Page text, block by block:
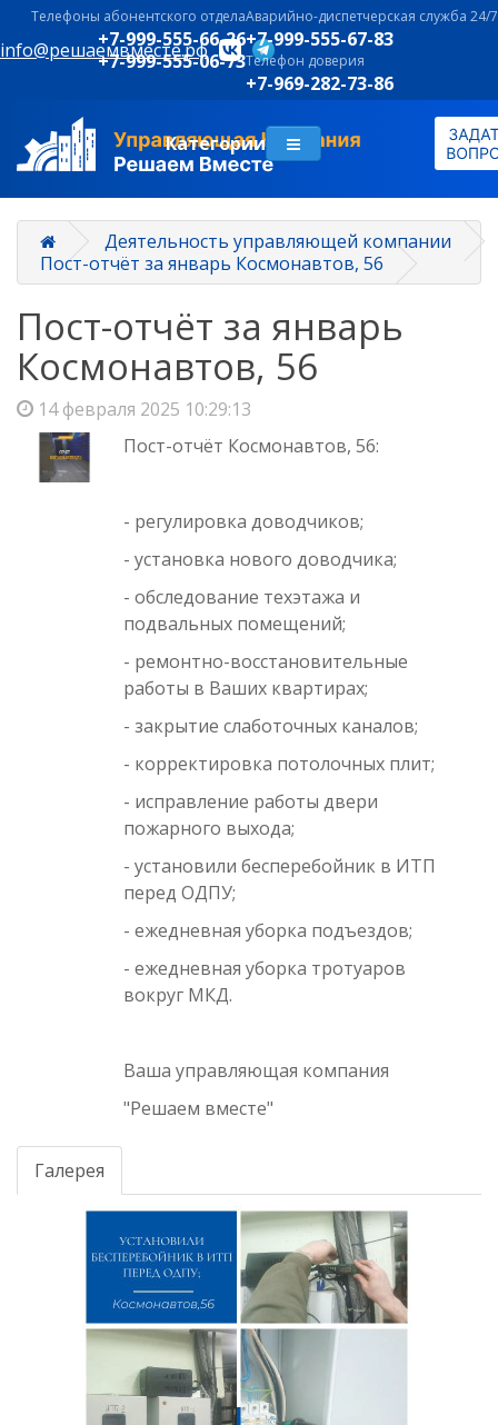
info@решаемвместе.рф
Телефоны абонентского отдела
+7-999-555-66-26
+7-999-555-06-73
Аварийно-диспетчерская служба 24/7
+7-999-555-67-83
Телефон доверия
+7-969-282-73-86
Категории
Деятельность управляющей компании
Пост-отчёт за январь Космонавтов, 56
Пост-отчёт за январь
Космонавтов, 56
14 февраля 2025 10:29:13
Пост-отчёт Космонавтов, 56:
- регулировка доводчиков;
- установка нового доводчика;
- обследование техэтажа и
подвальных помещений;
- ремонтно-восстановительные
работы в Ваших квартирах;
- закрытие слаботочных каналов;
- корректировка потолочных плит;
- исправление работы двери
пожарного выхода;
- установили бесперебойник в ИТП
перед ОДПУ;
- ежедневная уборка подъездов;
- ежедневная уборка тротуаров
вокруг МКД.
Ваша управляющая компания
"Решаем вместе"
Галерея